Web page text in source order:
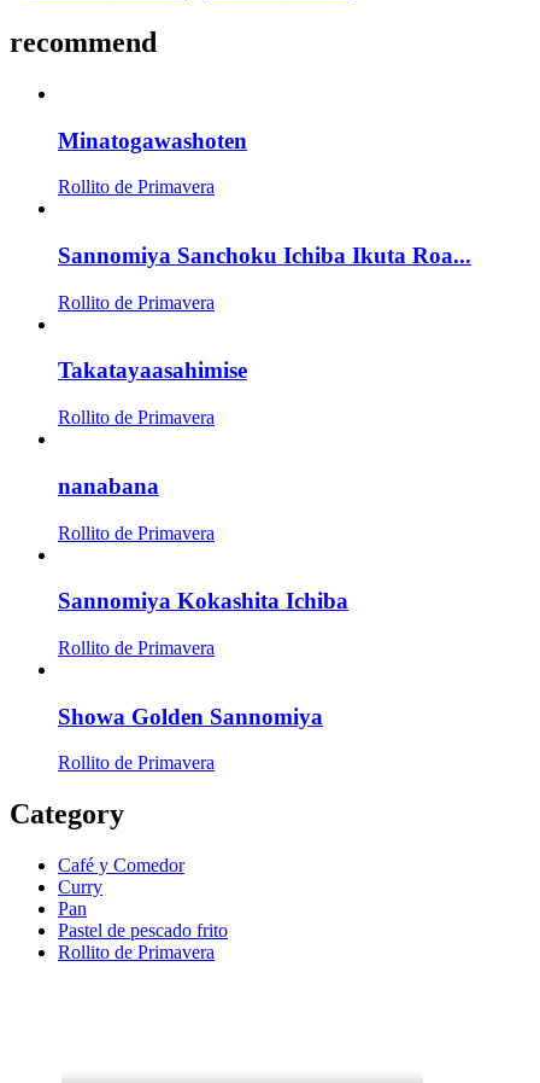
recommend
Minatogawashoten
Rollito de Primavera
Sannomiya Sanchoku Ichiba Ikuta Roa...
Rollito de Primavera
Takatayaasahimise
Rollito de Primavera
nanabana
Rollito de Primavera
Sannomiya Kokashita Ichiba
Rollito de Primavera
Showa Golden Sannomiya
Rollito de Primavera
Category
Café y Comedor
Curry
Pan
Pastel de pescado frito
Rollito de Primavera